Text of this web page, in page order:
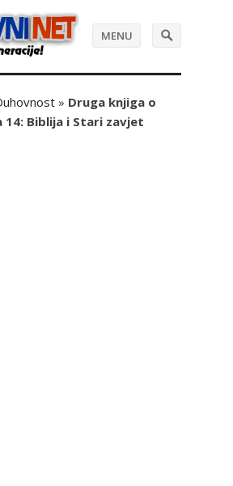
MENU
» Druga knjiga o
14: Biblija i Stari zavjet